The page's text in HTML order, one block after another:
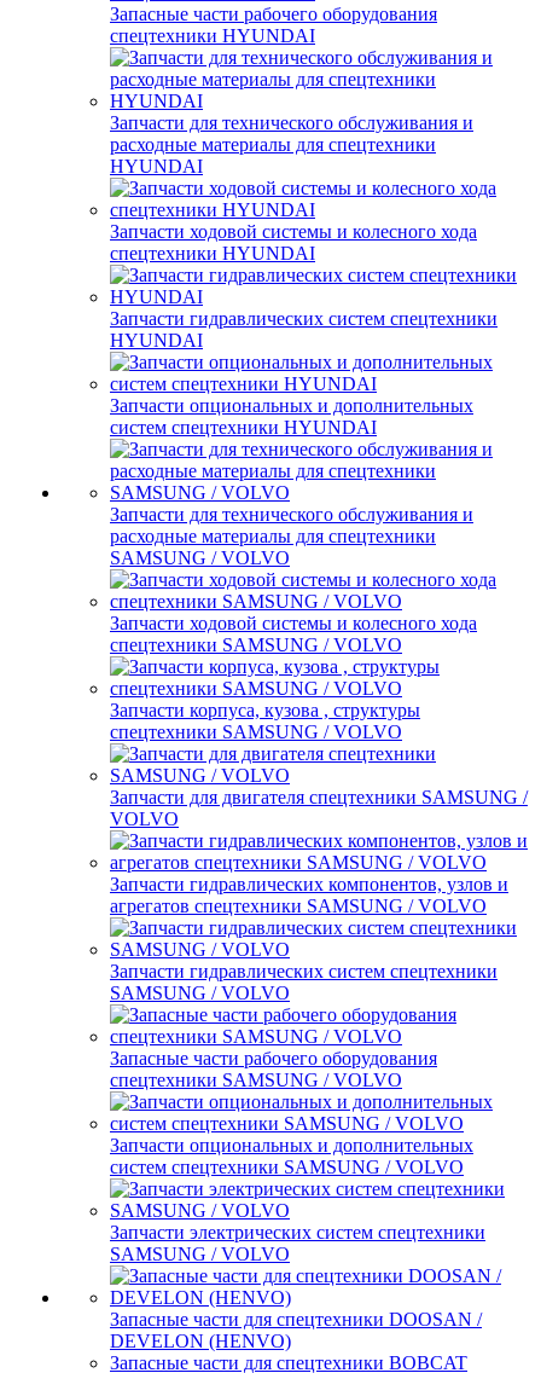
Запасные части рабочего оборудования
спецтехники HYUNDAI
Запчасти для технического обслуживания и
расходные материалы для спецтехники
HYUNDAI
Запчасти ходовой системы и колесного хода
спецтехники HYUNDAI
Запчасти гидравлических систем спецтехники
HYUNDAI
Запчасти опциональных и дополнительных
систем спецтехники HYUNDAI
Запчасти для технического обслуживания и
расходные материалы для спецтехники
SAMSUNG / VOLVO
Запчасти ходовой системы и колесного хода
спецтехники SAMSUNG / VOLVO
Запчасти корпуса, кузова , структуры
спецтехники SAMSUNG / VOLVO
Запчасти для двигателя спецтехники SAMSUNG /
VOLVO
Запчасти гидравлических компонентов, узлов и
агрегатов спецтехники SAMSUNG / VOLVO
Запчасти гидравлических систем спецтехники
SAMSUNG / VOLVO
Запасные части рабочего оборудования
спецтехники SAMSUNG / VOLVO
Запчасти опциональных и дополнительных
систем спецтехники SAMSUNG / VOLVO
Запчасти электрических систем спецтехники
SAMSUNG / VOLVO
Запасные части для спецтехники DOOSAN /
DEVELON (HENVO)
Запасные части для спецтехники BOBCAT